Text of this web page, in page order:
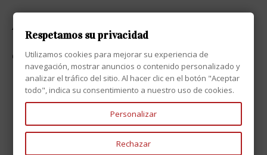
ATENCIÓN AL CLIENTE
CONTACTO
Respetamos su privacidad
Utilizamos cookies para mejorar su experiencia de
navegación, mostrar anuncios o contenido personalizado y
analizar el tráfico del sitio. Al hacer clic en el botón "Aceptar
todo", indica su consentimiento a nuestro uso de cookies.
Personalizar
Rechazar